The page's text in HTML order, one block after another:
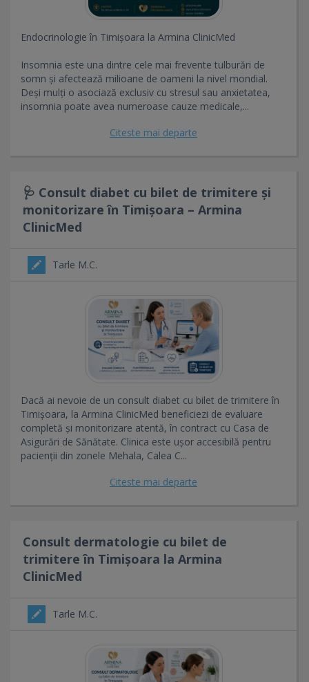
Endocrinologie în Timișoara la Armina ClinicMed
Insomnia este una dintre cele mai frevente tulburări de
somn și afectează milioane de oameni la nivel mondial.
Deși mulți o asociază exclusiv cu stresul sau anxietatea,
insomnia poate avea numeroase cauze medicale,...
Citeste mai departe
🩺 Consult diabet cu bilet de trimitere și
monitorizare în Timișoara – Armina
ClinicMed
Tarle M.C.
Dacă ai nevoie de un consult diabet cu bilet de trimitere în
Timișoara, la Armina ClinicMed beneficiezi de evaluare
completă și monitorizare atentă, în contract cu Casa de
Asigurări de Sănătate. Clinica este ușor accesibilă pentru
pacienții din zonele Mehala, Calea C...
Citeste mai departe
Consult dermatologie cu bilet de
trimitere în Timișoara la Armina
ClinicMed
Tarle M.C.